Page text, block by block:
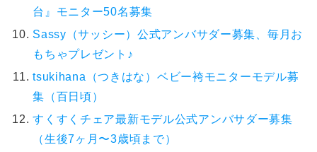
台』モニター50名募集
Sassy（サッシー）公式アンバサダー募集、毎月お
もちゃプレゼント♪
tsukihana（つきはな）ベビー袴モニターモデル募
集（百日頃）
すくすくチェア最新モデル公式アンバサダー募集
（生後7ヶ月〜3歳頃まで）